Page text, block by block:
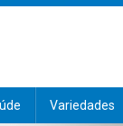
Variedades